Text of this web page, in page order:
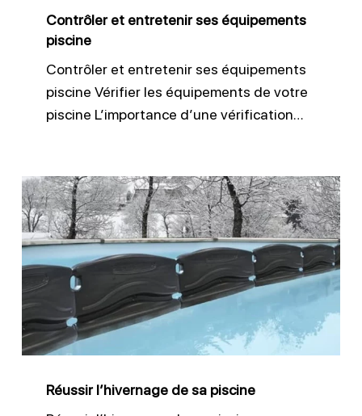
Contrôler et entretenir ses équipements
piscine
Contrôler et entretenir ses équipements
piscine Vérifier les équipements de votre
piscine L’importance d’une vérification…
Réussir
l’hivernage
de
sa
piscine
Réussir l’hivernage de sa piscine